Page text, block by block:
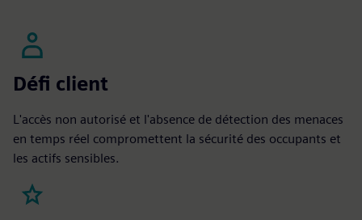
Défi client
L'accès non autorisé et l'absence de détection des menaces
en temps réel compromettent la sécurité des occupants et
les actifs sensibles.